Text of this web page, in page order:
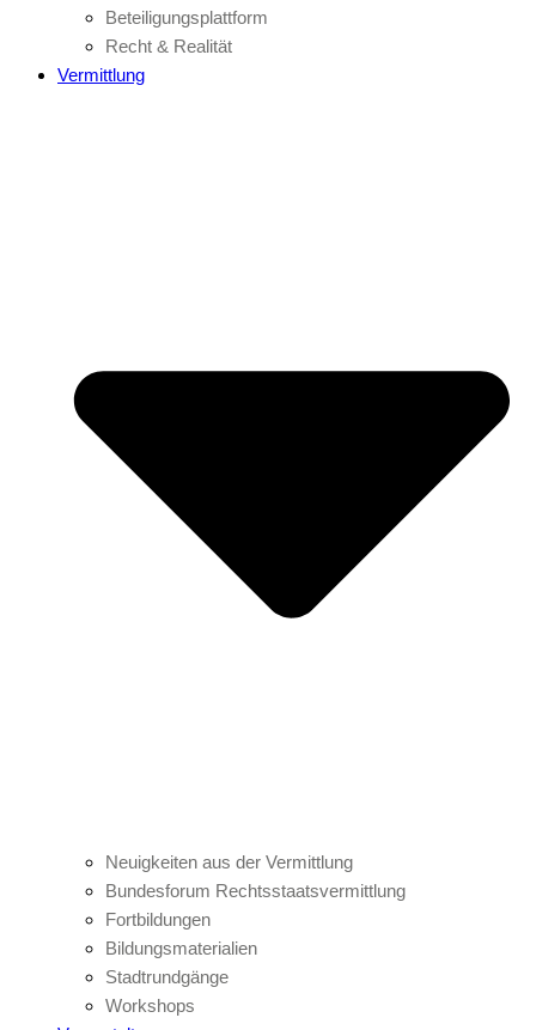
Beteiligungsplattform
Recht & Realität
Vermittlung
Neuigkeiten aus der Vermittlung
Bundesforum Rechtsstaatsvermittlung
Fortbildungen
Bildungsmaterialien
Stadtrundgänge
Workshops